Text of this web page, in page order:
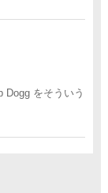
Dogg をそういう